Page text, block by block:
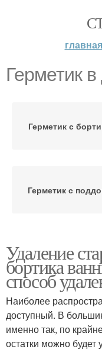
главная
Герметик
Герметик с
Герметик с
Герметик между
и
Герметик с
Удаление
бортика
способ
Наиболее
доступный. В
именно так, по
остатки можно будет